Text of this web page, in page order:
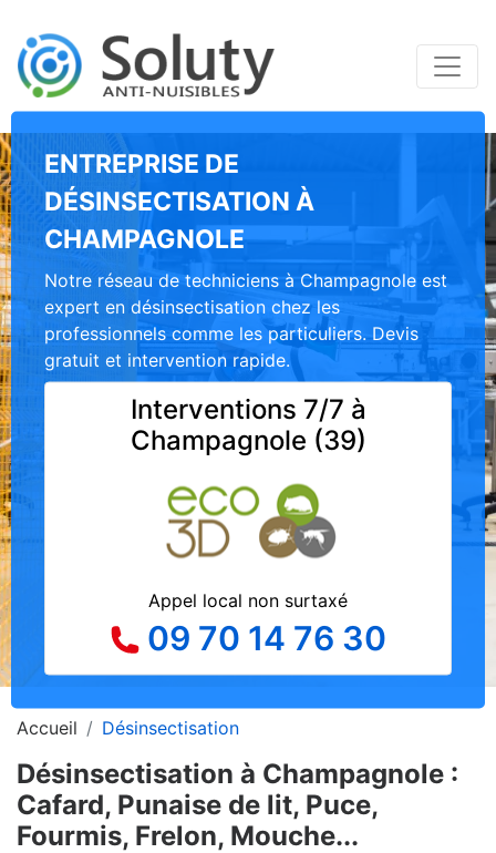
ENTREPRISE DE
DÉSINSECTISATION À
CHAMPAGNOLE
Notre réseau de techniciens à Champagnole est
expert en désinsectisation chez les
professionnels comme les particuliers. Devis
gratuit et intervention rapide.
Interventions 7/7 à
Champagnole (39)
Appel local non surtaxé
09 70 14 76 30
Accueil Désinsectisation
Désinsectisation à Champagnole :
Cafard, Punaise de lit, Puce,
Fourmis, Frelon, Mouche...